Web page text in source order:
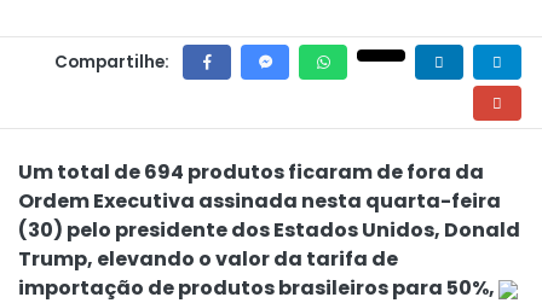
Compartilhe:
Um total de 694 produtos ficaram de fora da
Ordem Executiva assinada nesta quarta-feira
(30) pelo presidente dos Estados Unidos, Donald
Trump, elevando o valor da tarifa de
importação de produtos brasileiros para 50%,